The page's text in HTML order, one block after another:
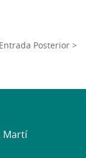
Entrada Posterior >
Martí